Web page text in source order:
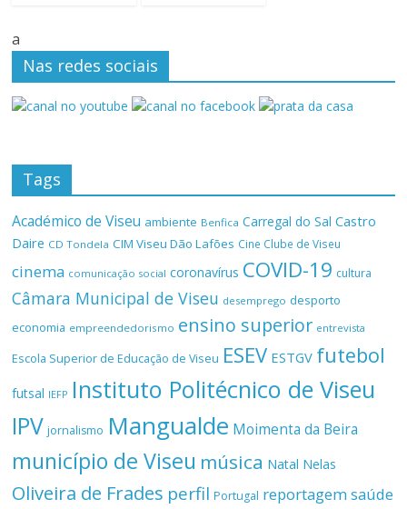
a
Nas redes sociais
Tags
Académico de Viseu ambiente Benfica Carregal do Sal Castro
Daire CD Tondela CIM Viseu Dão Lafões Cine Clube de Viseu
cinema comunicação social coronavírus COVID-19 cultura
Câmara Municipal de Viseu desemprego desporto
economia empreendedorismo ensino superior entrevista
Escola Superior de Educação de Viseu ESEV ESTGV futebol
futsal IEFP Instituto Politécnico de Viseu
IPV jornalismo Mangualde Moimenta da Beira
município de Viseu música Natal Nelas
Oliveira de Frades perfil Portugal reportagemsaúde